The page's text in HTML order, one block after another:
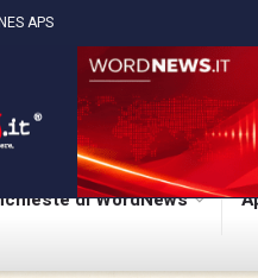
APS
di WordNews